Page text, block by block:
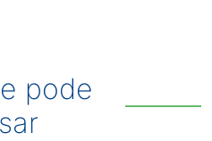
pode